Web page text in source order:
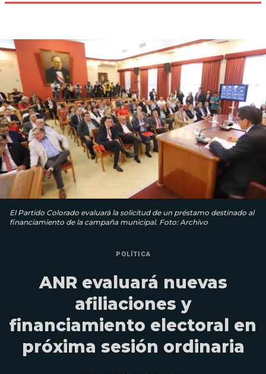
El Partido Colorado evaluará la solicitud de un préstamo destinado al
financiamiento de la campaña municipal. Foto: Archivo
POLÍTICA
ANR evaluará nuevas
afiliaciones y
financiamiento electoral en
próxima sesión ordinaria